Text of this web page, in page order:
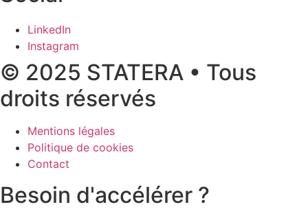
LinkedIn
Instagram
© 2025 STATERA • Tous
droits réservés
Mentions légales
Politique de cookies
Contact
Besoin d'accélérer ?